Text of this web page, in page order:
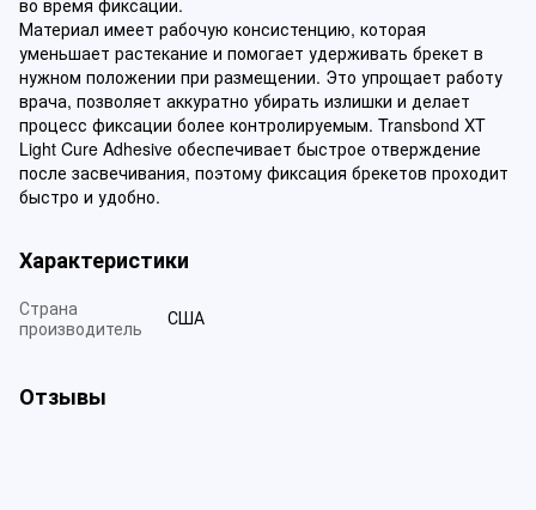
во время фиксации.
Материал имеет рабочую консистенцию, которая
уменьшает растекание и помогает удерживать брекет в
нужном положении при размещении. Это упрощает работу
врача, позволяет аккуратно убирать излишки и делает
процесс фиксации более контролируемым. Transbond XT
Light Cure Adhesive обеспечивает быстрое отверждение
после засвечивания, поэтому фиксация брекетов проходит
быстро и удобно.
Характеристики
Страна
производитель
США
Отзывы